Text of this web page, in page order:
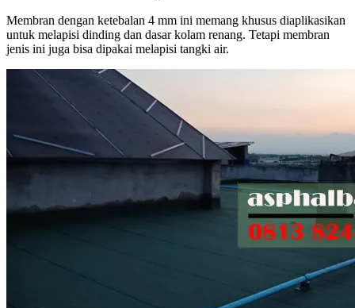
Membran dengan ketebalan 4 mm ini memang khusus diaplikasikan
untuk melapisi dinding dan dasar kolam renang. Tetapi membran
jenis ini juga bisa dipakai melapisi tangki air.